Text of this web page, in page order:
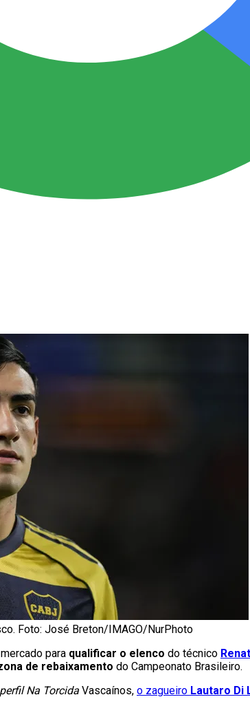
Foto: José Breton/IMAGO/NurPhoto
para qualificar o elenco do técnico
de rebaixamento do Campeonato Brasileiro.
perfil Na Torcida Vascaínos, o zagueiro Lautaro Di